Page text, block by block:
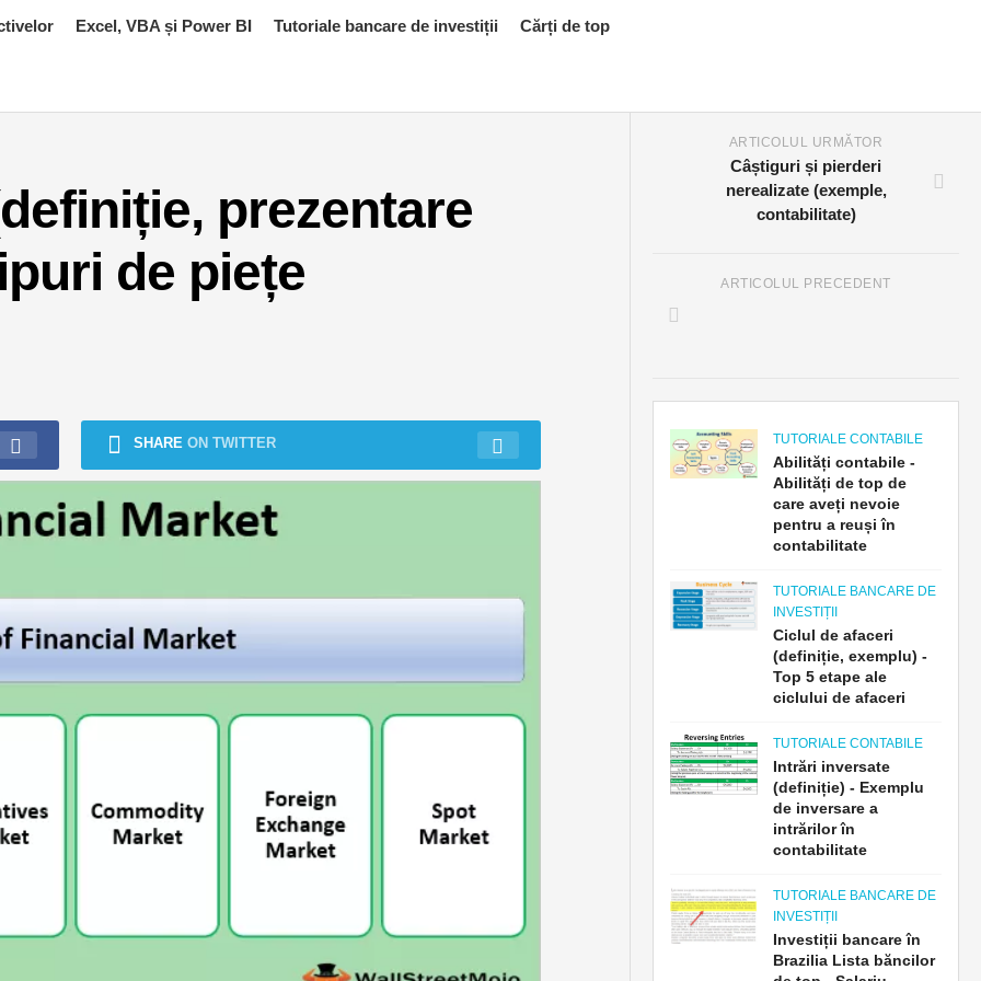
Excel, VBA și Power BI Tutoriale bancare de investiții Cărți de top
prezentare
de piețe
SHARE ON TWITTER
ARTICOLUL URMĂTOR
Câștiguri și pierderi
nerealizate (exemple,
contabilitate)
ARTICOLUL PRECEDENT
TUTORIALE CONTABILE
Abilități contabile -
Abilități de top de
care aveți nevoie
pentru a reuși în
contabilitate
TUTORIALE BANCARE DE
INVESTIȚII
Ciclul de afaceri
(definiție, exemplu) -
Top 5 etape ale
ciclului de afaceri
TUTORIALE CONTABILE
Intrări inversate
(definiție) - Exemplu
de inversare a
intrărilor în
contabilitate
TUTORIALE BANCARE DE
INVESTIȚII
Investiții bancare în
Brazilia Lista băncilor